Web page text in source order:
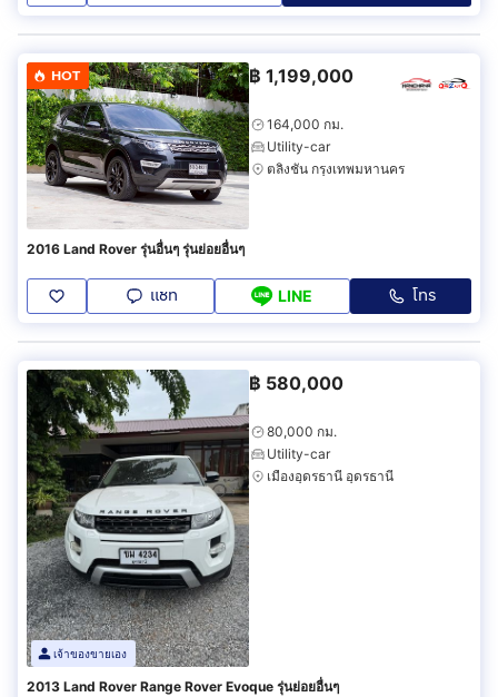
HOT ฿ 1,199,000
164,000 กม.
Utility-car
ตลิ่งชัน กรุงเทพมหานคร
2016 Land Rover รุ่นอื่นๆ รุ่นย่อยอื่นๆ
แชท LINE โทร
เจ้าของขายเอง
฿ 580,000
80,000 กม.
Utility-car
เมืองอุดรธานี อุดรธานี
2013 Land Rover Range Rover Evoque รุ่นย่อยอื่นๆ